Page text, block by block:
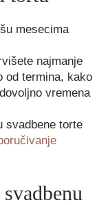
mesecima
najmanje
od termina, kako
vremena
svadbene torte